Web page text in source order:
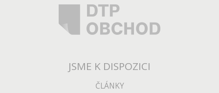
JSME K DISPOZICI
ČLÁNKY